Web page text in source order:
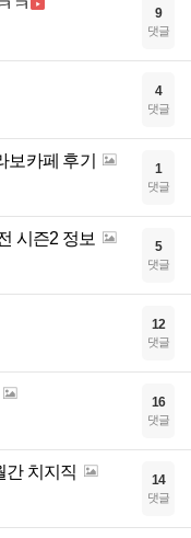
ㅋ 9
댓글
4
댓글
카페 후기 1
댓글
시즌2 정보 5
댓글
12
댓글
16
댓글
간 치지직 14
댓글